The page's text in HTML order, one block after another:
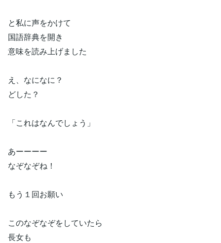
と私に声をかけて
国語辞典を開き
意味を読み上げました
え、なになに？
どした？
「これはなんでしょう」
あーーーー
なぞなぞね！
もう１回お願い
このなぞなぞをしていたら
長女も